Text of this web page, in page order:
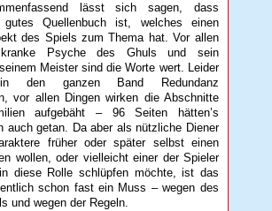
lässt sich sagen, dass
gutes Quellenbuch ist, welches einen
des Spiels zum Thema hat. Vor allen
Psyche des Ghuls und sein
Meister sind die Worte wert. Leider
den ganzen Band Redundanz
vor allen Dingen wirken die Abschnitte
aufgebäht – 96 Seiten hätten’s
auch getan. Da aber als nützliche Diener
früher oder später selbst einen
wollen, oder vielleicht einer der Spieler
diese Rolle schlüpfen möchte, ist das
schon fast ein Muss – wegen des
und wegen der Regeln.